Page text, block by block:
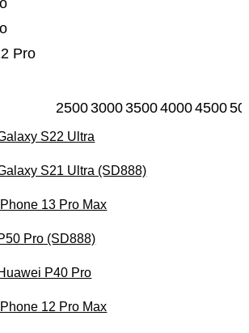
Pro
25003000350040004500
S22 Ultra
S21 Ultra (SD888)
13 Pro Max
Pro (SD888)
P40 Pro
12 Pro Max